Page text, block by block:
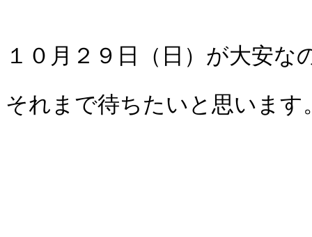
１０月２９日（日）が大安な
それまで待ちたいと思います